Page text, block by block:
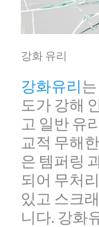
강화 유리
강화유리
도가 강해
고 일반 유
교적 무해
은 템퍼링
되어 무처
있고 스크
니다. 강화